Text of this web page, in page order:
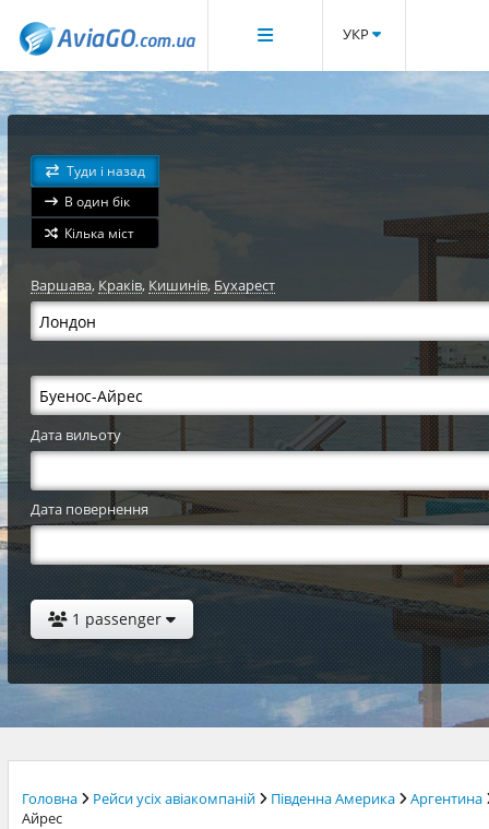
УКР
Туди і назад
В один бік
Кілька міст
Варшава,Краків,Кишинів,Бухарест
Дата вильоту
Дата повернення
1 passenger
Головна Рейси усіх авіакомпаній Південна Америка
Аргентина
Айрес